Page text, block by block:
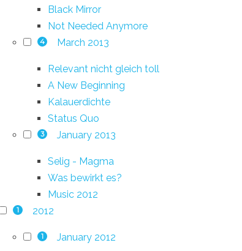
Black Mirror
Not Needed Anymore
4 March 2013
Relevant nicht gleich toll
A New Beginning
Kalauerdichte
Status Quo
3 January 2013
Selig - Magma
Was bewirkt es?
Music 2012
1 2012
1 January 2012